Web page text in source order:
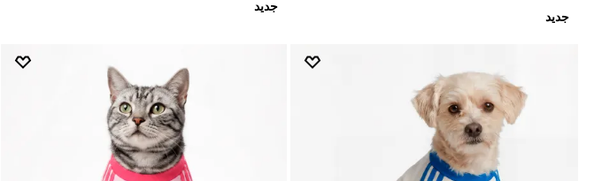
جديد
جديد